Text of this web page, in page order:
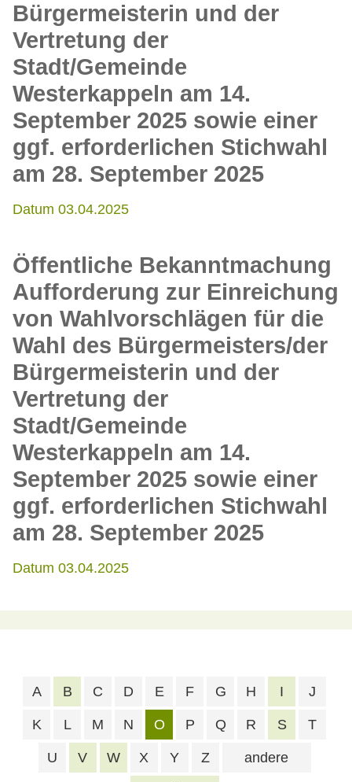
Bürgermeisterin und der
Vertretung der
Stadt/Gemeinde
Westerkappeln am 14.
September 2025 sowie einer
ggf. erforderlichen Stichwahl
am 28. September 2025
Datum 03.04.2025
Öffentliche Bekanntmachung
Aufforderung zur Einreichung
von Wahlvorschlägen für die
Wahl des Bürgermeisters/der
Bürgermeisterin und der
Vertretung der
Stadt/Gemeinde
Westerkappeln am 14.
September 2025 sowie einer
ggf. erforderlichen Stichwahl
am 28. September 2025
Datum 03.04.2025
A B C D E F G H I J
K L M N O P Q R S T
U V W X Y Z andere